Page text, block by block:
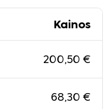
Kainos
200,50 €
68,30 €